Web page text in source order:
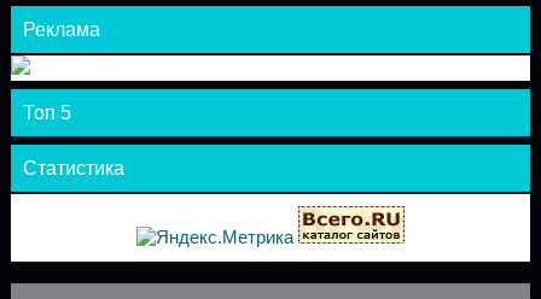
Реклама
Топ 5
Статистика